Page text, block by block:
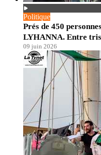
Politique
Prés de 450
LYHANNA. Entre
09 juin 2026